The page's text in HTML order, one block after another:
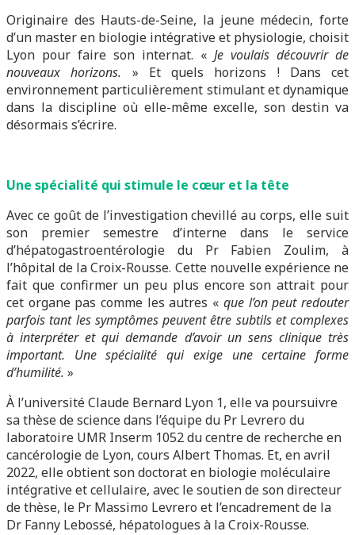
Originaire des Hauts-de-Seine, la jeune médecin, forte
d’un master en biologie intégrative et physiologie, choisit
Lyon pour faire son internat. « Je voulais découvrir de
nouveaux horizons. » Et quels horizons ! Dans cet
environnement particulièrement stimulant et dynamique
dans la discipline où elle-même excelle, son destin va
désormais s’écrire.
Une spécialité qui stimule le cœur et la tête
Avec ce goût de l’investigation chevillé au corps, elle suit
son premier semestre d’interne dans le service
d’hépatogastroentérologie du Pr Fabien Zoulim, à
l’hôpital de la Croix-Rousse. Cette nouvelle expérience ne
fait que confirmer un peu plus encore son attrait pour
cet organe pas comme les autres « que l’on peut redouter
parfois tant les symptômes peuvent être subtils et complexes
à interpréter et qui demande d’avoir un sens clinique très
important. Une spécialité qui exige une certaine forme
d’humilité. »
À l’université Claude Bernard Lyon 1, elle va poursuivre
sa thèse de science dans l’équipe du Pr Levrero du
laboratoire UMR Inserm 1052 du centre de recherche en
cancérologie de Lyon, cours Albert Thomas. Et, en avril
2022, elle obtient son doctorat en biologie moléculaire
intégrative et cellulaire, avec le soutien de son directeur
de thèse, le Pr Massimo Levrero et l’encadrement de la
Dr Fanny Lebossé, hépatologues à la Croix-Rousse.